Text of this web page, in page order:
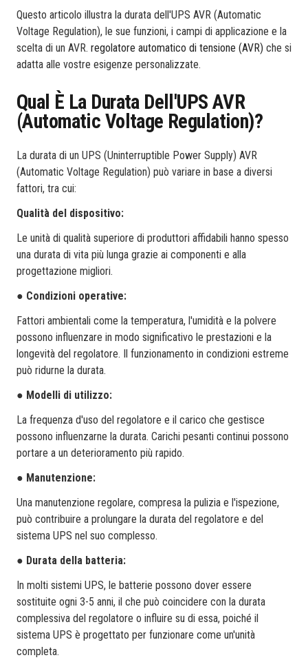
Questo articolo illustra la durata dell'UPS AVR (Automatic
Voltage Regulation), le sue funzioni, i campi di applicazione e la
scelta di un AVR. regolatore automatico di tensione (AVR) che si
adatta alle vostre esigenze personalizzate.
Qual È La Durata Dell'UPS AVR
(Automatic Voltage Regulation)?
La durata di un UPS (Uninterruptible Power Supply) AVR
(Automatic Voltage Regulation) può variare in base a diversi
fattori, tra cui:
Qualità del dispositivo:
Le unità di qualità superiore di produttori affidabili hanno spesso
una durata di vita più lunga grazie ai componenti e alla
progettazione migliori.
● Condizioni operative:
Fattori ambientali come la temperatura, l'umidità e la polvere
possono influenzare in modo significativo le prestazioni e la
longevità del regolatore. Il funzionamento in condizioni estreme
può ridurne la durata.
● Modelli di utilizzo:
La frequenza d'uso del regolatore e il carico che gestisce
possono influenzarne la durata. Carichi pesanti continui possono
portare a un deterioramento più rapido.
● Manutenzione:
Una manutenzione regolare, compresa la pulizia e l'ispezione,
può contribuire a prolungare la durata del regolatore e del
sistema UPS nel suo complesso.
● Durata della batteria:
In molti sistemi UPS, le batterie possono dover essere
sostituite ogni 3-5 anni, il che può coincidere con la durata
complessiva del regolatore o influire su di essa, poiché il
sistema UPS è progettato per funzionare come un'unità
completa.